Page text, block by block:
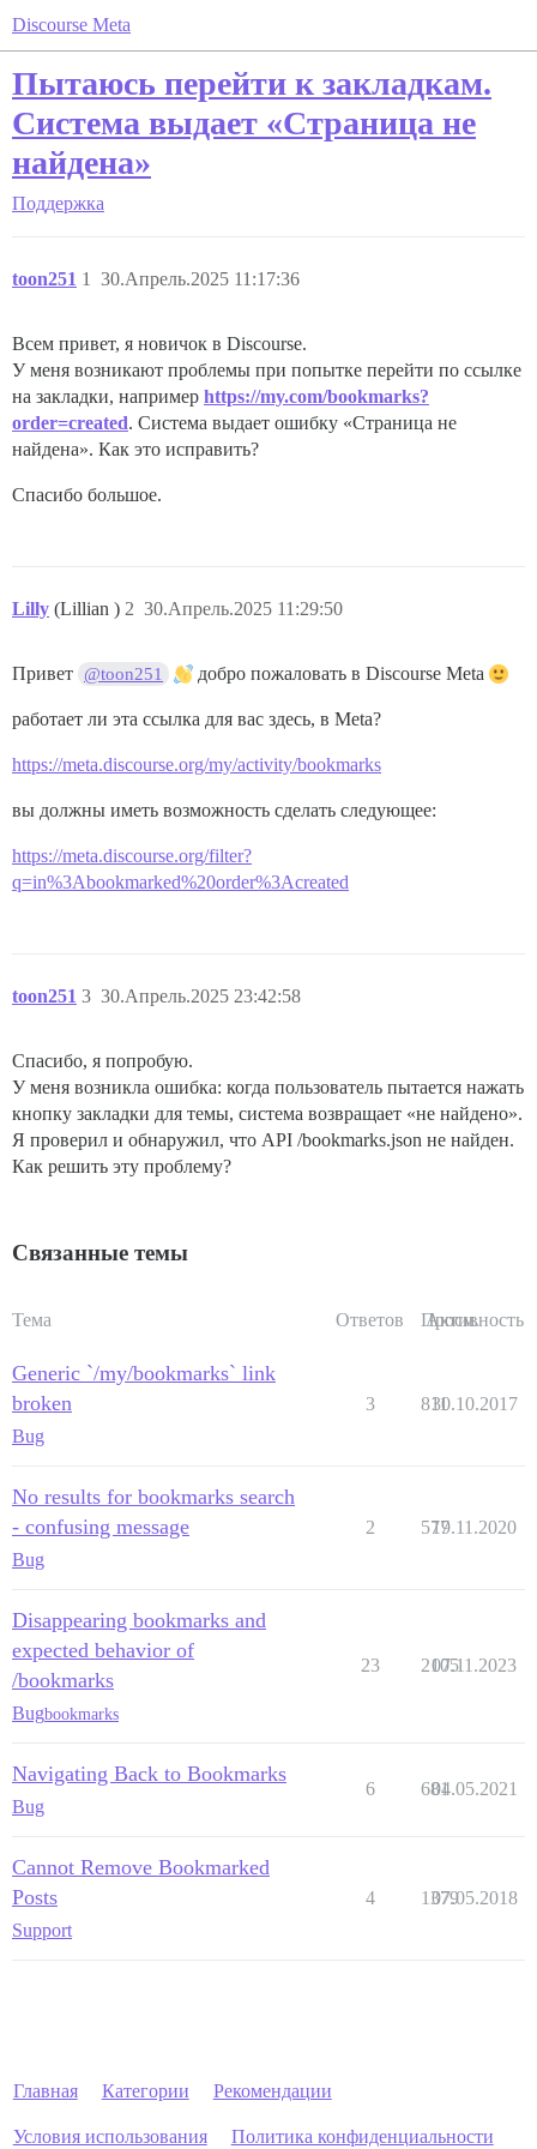
Discourse Meta
Пытаюсь перейти к закладкам.
Система выдает «Страница не
найдена»
Поддержка
toon251 30.Апрель.2025 11:17:36
1
Всем привет, я новичок в Discourse.
У меня возникают проблемы при попытке перейти по ссылке
на закладки, например https://my.com/bookmarks?
order=created. Система выдает ошибку «Страница не
найдена». Как это исправить?
Спасибо большое.
Lilly (Lillian ) 30.Апрель.2025 11:29:50
2
Привет @toon251 добро пожаловать в Discourse Meta
работает ли эта ссылка для вас здесь, в Meta?
https://meta.discourse.org/my/activity/bookmarks
вы должны иметь возможность сделать следующее:
https://meta.discourse.org/filter?
q=in%3Abookmarked%20order%3Acreated
toon251 30.Апрель.2025 23:42:58
3
Спасибо, я попробую.
У меня возникла ошибка: когда пользователь пытается нажать
кнопку закладки для темы, система возвращает «не найдено».
Я проверил и обнаружил, что API /bookmarks.json не найден.
Как решить эту проблему?
Связанные темы
Тема Ответов Просм.
Активность
Generic `/my/bookmarks` link
broken
Bug
3 811
30.10.2017
No results for bookmarks search
- confusing message
Bug
2 577
19.11.2020
Disappearing bookmarks and
expected behavior of
/bookmarks
Bugbookmarks
23 2105
07.11.2023
Navigating Back to Bookmarks
Bug
6 681
04.05.2021
Cannot Remove Bookmarked
Posts
Support
4 1379
07.05.2018
Главная Категории Рекомендации
Условия использования Политика конфиденциальности